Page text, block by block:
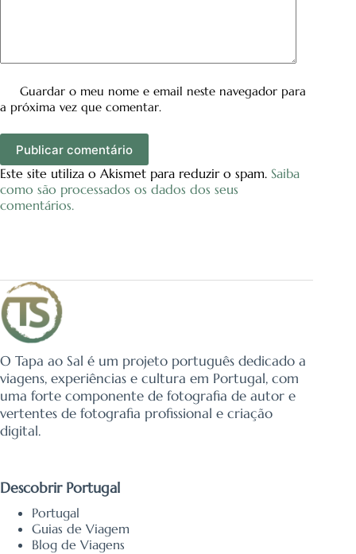
Guardar o meu nome e email neste navegador para
a próxima vez que comentar.
Publicar comentário
Este site utiliza o Akismet para reduzir o spam. Saiba
como são processados os dados dos seus
comentários.
O Tapa ao Sal é um projeto português dedicado a
viagens, experiências e cultura em Portugal, com
uma forte componente de fotografia de autor e
vertentes de fotografia profissional e criação
digital.
Descobrir Portugal
Portugal
Guias de Viagem
Blog de Viagens